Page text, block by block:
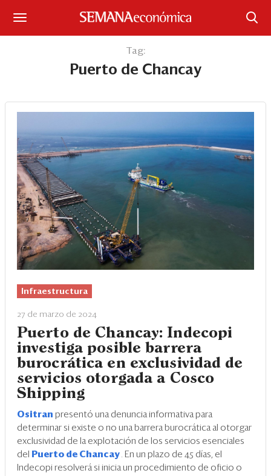
Iniciar sesión
Portada
¿Qué está pasando?
Sectores y Empresas
Management
Economía y Finanzas
Legal y Política
Eventos
Blogs
Ranking CEO
Edición Impresa
Tag:
Puerto de Chancay
Infraestructura
27 de marzo de 2024
Puerto de Chancay: Indecopi
investiga posible barrera
burocrática en exclusividad de
servicios otorgada a Cosco
Shipping
Ositran presentó una denuncia informativa para
determinar si existe o no una barrera burocrática al otorgar
exclusividad de la explotación de los servicios esenciales
del
Puerto de Chancay . En un plazo de 45 días, el
Indecopi resolverá si inicia un procedimiento de oficio o